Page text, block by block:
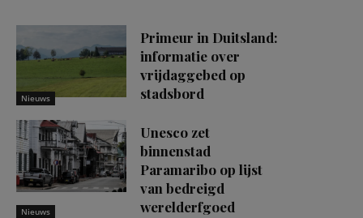
Nieuws
Primeur in Duitsland:
informatie over
vrijdaggebed op
stadsbord
Nieuws
Unesco zet
binnenstad
Paramaribo op lijst
van bedreigd
werelderfgoed